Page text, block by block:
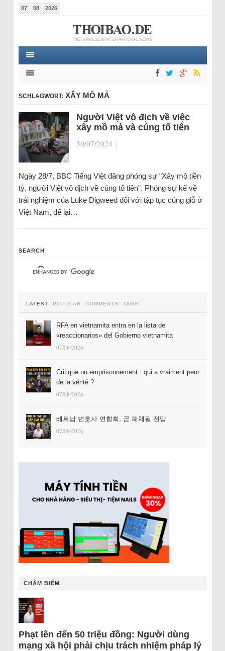
07 08 2026
SCHLAGWORT: XÂY MỒ MẢ
Người Việt vô địch về việc
xây mồ mả và cúng tổ tiên
30/07/2024 |
Ngày 28/7, BBC Tiếng Việt đăng phóng sự “Xây mộ tiền
tỷ, người Việt vô địch về cúng tổ tiên”. Phóng sự kể về
trải nghiệm của Luke Digweed đối với tập tục cúng giỗ ở
Việt Nam, để lại…
SEARCH
LATEST POPULAR COMMENTS TAGS
RFA en vietnamita entra en la lista de
«reaccionarios» del Gobierno vietnamita
07/08/2026
Critique ou emprisonnement : qui a vraiment peur
de la vérité ?
07/08/2026
베트남 변호사 연합회, 곧 해체될 전망
07/08/2026
CHÂM BIẾM
Phạt lên đến 50 triệu đồng: Người dùng
mạng xã hội phải chịu trách nhiệm pháp lý